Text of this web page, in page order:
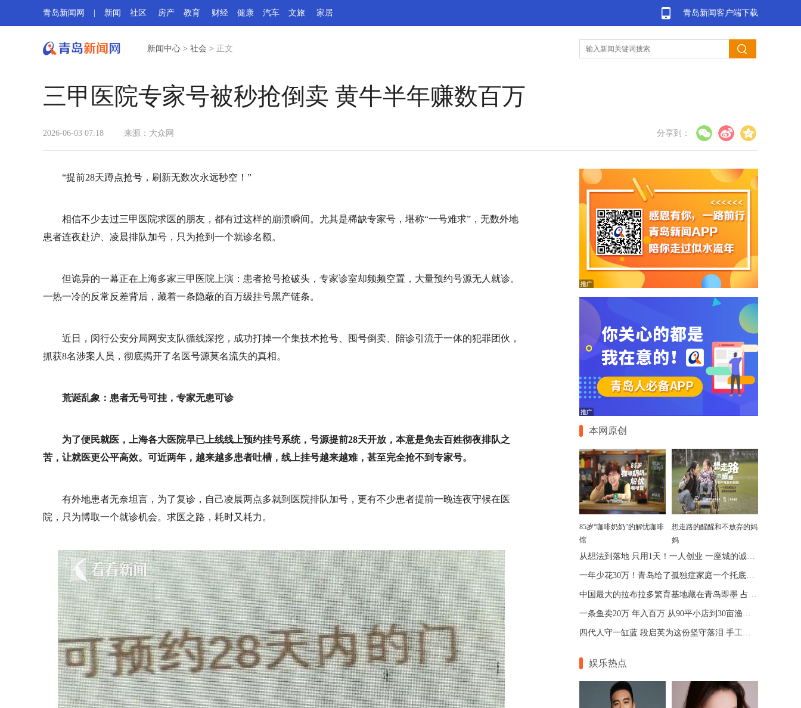
青岛新闻客户端下载
青岛新闻网 新闻 社区 房产 教育 财经 健康 汽车 文旅 家居
新闻中心 > 社会 > 正文
三甲医院专家号被秒抢倒卖 黄牛半年赚数百万
2026-06-03 07:18 来源：大众网 分享到：
“提前28天蹲点抢号，刷新无数次永远秒空！”
相信不少去过三甲医院求医的朋友，都有过这样的崩溃瞬间。尤其是稀缺专家号，堪称“一号难求”，无数外地
患者连夜赴沪、凌晨排队加号，只为抢到一个就诊名额。
但诡异的一幕正在上海多家三甲医院上演：患者抢号抢破头，专家诊室却频频空置，大量预约号源无人就诊。
一热一冷的反常反差背后，藏着一条隐蔽的百万级挂号黑产链条。
近日，闵行公安分局网安支队循线深挖，成功打掉一个集技术抢号、囤号倒卖、陪诊引流于一体的犯罪团伙，
抓获8名涉案人员，彻底揭开了名医号源莫名流失的真相。
荒诞乱象：患者无号可挂，专家无患可诊
为了便民就医，上海各大医院早已上线线上预约挂号系统，号源提前28天开放，本意是免去百姓彻夜排队之
苦，让就医更公平高效。可近两年，越来越多患者吐槽，线上挂号越来越难，甚至完全抢不到专家号。
有外地患者无奈坦言，为了复诊，自己凌晨两点多就到医院排队加号，更有不少患者提前一晚连夜守候在医
院，只为博取一个就诊机会。求医之路，耗时又耗力。
本网原创
85岁“咖啡奶奶”的解忧咖啡
馆
想走路的醒醒和不放弃的妈
妈
从想法到落地 只用1天！一人创业 一座城的诚意 青岛让“一人公司”跑出加速度
一年少花30万！青岛给了孤独症家庭一个托底的答案
中国最大的拉布拉多繁育基地藏在青岛即墨 占地75亩年入七位数
一条鱼卖20万 年入百万 从90平小店到30亩渔场 青岛“锦鲤大王”带动乡邻增收
四代人守一缸蓝 段启英为这份坚守落泪 手工的温度机器给不了
娱乐热点